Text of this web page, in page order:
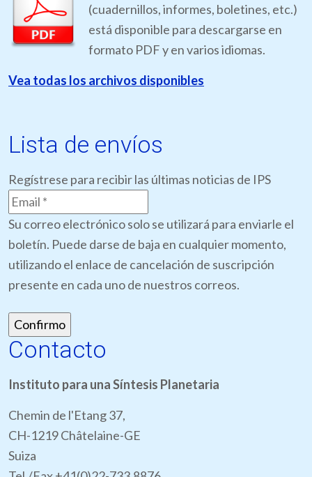
(cuadernillos, informes, boletines, etc.)
está disponible para descargarse en
formato PDF y en varios idiomas.
Vea todas los archivos disponibles
Lista de envíos
Regístrese para recibir las últimas noticias de IPS
Su correo electrónico solo se utilizará para enviarle el
boletín. Puede darse de baja en cualquier momento,
utilizando el enlace de cancelación de suscripción
presente en cada uno de nuestros correos.
Contacto
Instituto para una Síntesis Planetaria
Chemin de l'Etang 37,
CH-1219 Châtelaine-GE
Suiza